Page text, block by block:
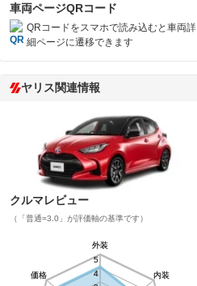
車両ページQRコード
QRコードをスマホで読み込むと車両詳
細ページに遷移できます
ヤリス関連情報
クルマレビュー
（「普通=3.0」が評価軸の基準です）
外装
内装
価格 4
5
外装
内装
価格 4
5